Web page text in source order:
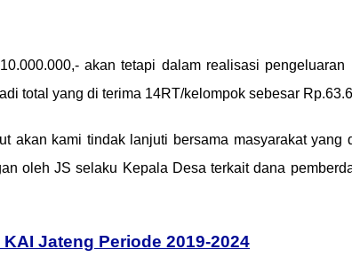
akan tetapi dalam realisasi
total yang di terima 14RT/kelompok sebesar
akan kami tindak lanjuti bersama masyarakat
oleh JS selaku Kepala Desa terkait dana
Jateng Periode 2019-2024